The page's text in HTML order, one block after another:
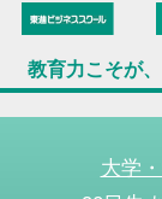
教育力こそが
大学